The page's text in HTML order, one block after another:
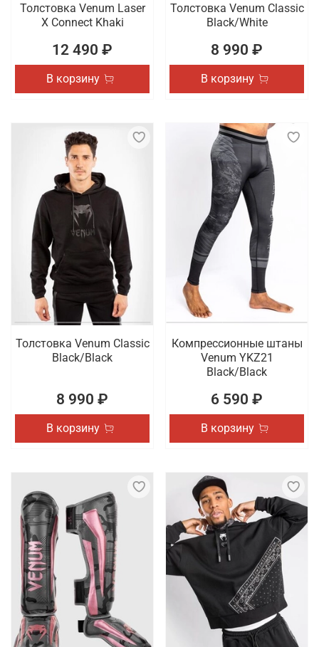
Толстовка Venum Laser
X Connect Khaki
12 490 ₽
В корзину
Толстовка Venum Classic
Black/White
8 990 ₽
В корзину
Толстовка Venum Classic
Black/Black
8 990 ₽
В корзину
Компрессионные штаны
Venum YKZ21
Black/Black
6 590 ₽
В корзину